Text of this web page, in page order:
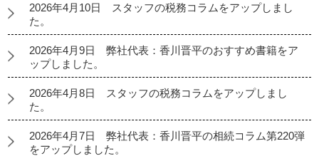
2026年4月10日 スタッフの税務コラムをアップしまし
た。
2026年4月9日 弊社代表：香川晋平のおすすめ書籍をア
ップしました。
2026年4月8日 スタッフの税務コラムをアップしまし
た。
2026年4月7日 弊社代表：香川晋平の相続コラム第220弾
をアップしました。